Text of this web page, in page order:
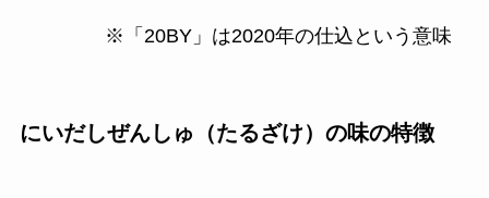
※「20BY」は2020年の仕込という意味
にいだしぜんしゅ（たるざけ）の味の特徴